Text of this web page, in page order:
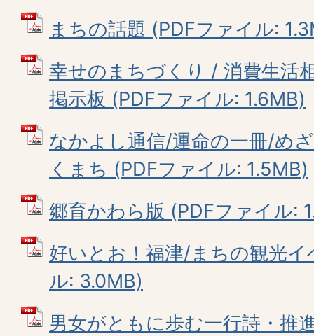
まちの話題 (PDFファイル:
幸せのまちづくり / 消費生活
掲示板 (PDFファイル: 1.6MB)
なかよし通信/運命の一冊/め
くまち (PDFファイル: 1.5MB)
郷育かわら版 (PDFファイル:
好いとお！福津/まちの観光
ル: 3.0MB)
男女がともに歩む一行詩・推